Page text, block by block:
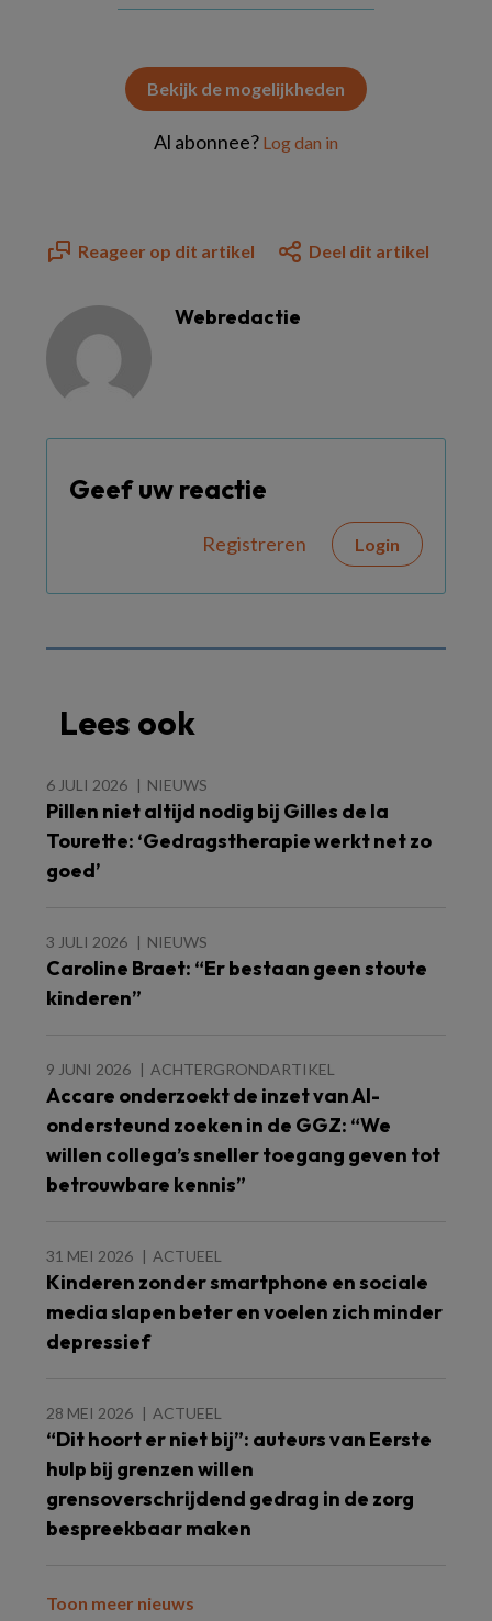
Bekijk de mogelijkheden
Al abonnee? Log dan in
Reageer op dit artikel Deel dit artikel
Webredactie
Geef uw reactie
Registreren Login
Lees ook
6 JULI 2026 NIEUWS
Pillen niet altijd nodig bij Gilles de la
Tourette: ‘Gedragstherapie werkt net zo
goed’
3 JULI 2026 NIEUWS
Caroline Braet: “Er bestaan geen stoute
kinderen”
9 JUNI 2026 ACHTERGRONDARTIKEL
Accare onderzoekt de inzet van AI-
ondersteund zoeken in de GGZ: “We
willen collega’s sneller toegang geven tot
betrouwbare kennis”
31 MEI 2026 ACTUEEL
Kinderen zonder smartphone en sociale
media slapen beter en voelen zich minder
depressief
28 MEI 2026 ACTUEEL
“Dit hoort er niet bij”: auteurs van Eerste
hulp bij grenzen willen
grensoverschrijdend gedrag in de zorg
bespreekbaar maken
Toon meer nieuws